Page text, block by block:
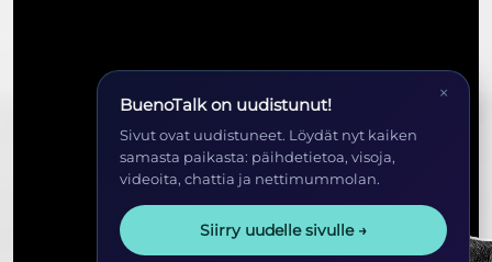
×
BuenoTalk on uudistunut!
Sivut ovat uudistuneet. Löydät nyt kaiken
samasta paikasta: päihdetietoa, visoja,
videoita, chattia ja nettimummolan.
Siirry uudelle sivulle →